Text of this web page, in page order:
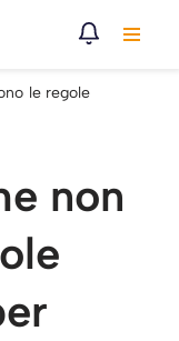
le regole
non